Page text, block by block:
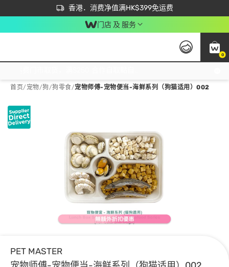
香港．消费净值满HK$399免运费
立即成为易赏钱会员尽享独家优惠
首次APP下单买满$450 输入 NEWAPP 即减$50
门店 及 服务
0
首页/ 宠物/狗/狗零食/宠物师傅-宠物便当-海鲜系列（狗猫适用）002
PET MASTER